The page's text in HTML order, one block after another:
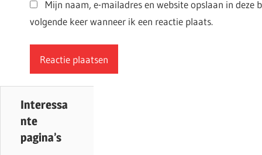
Mijn naam, e-mailadres en website opslaan in deze
volgende keer wanneer ik een reactie plaats.
Interessa
nte
pagina’s